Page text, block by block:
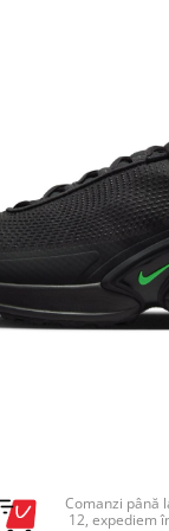
Comanzi până
12, expediem